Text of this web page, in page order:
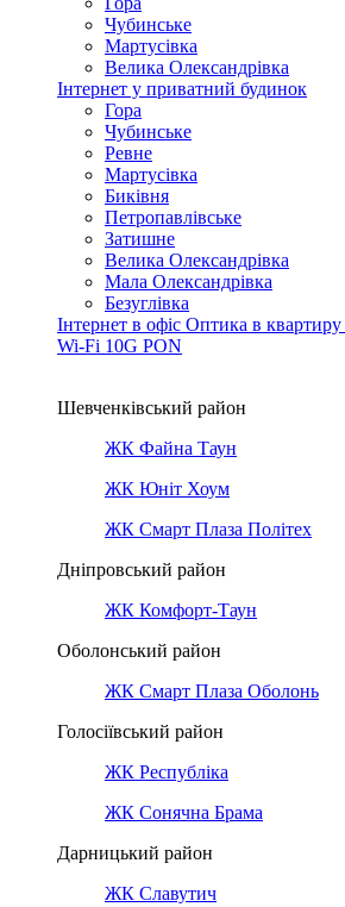
Чубинське
Мартусівка
Велика Олександрівка
Інтернет у приватний будинок
Гора
Чубинське
Ревне
Мартусівка
Биківня
Петропавлівське
Затишне
Велика Олександрівка
Мала Олександрівка
Безуглівка
Інтернет в офіс Оптика в квартиру
Wi-Fi 10G PON
Шевченківський район
ЖК Файна Таун
ЖК Юніт Хоум
ЖК Смарт Плаза Політех
Дніпровський район
ЖК Комфорт-Таун
Оболонський район
ЖК Смарт Плаза Оболонь
Голосіївський район
ЖК Республіка
ЖК Сонячна Брама
Дарницький район
ЖК Славутич